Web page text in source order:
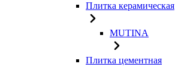
Плитка керамическая
MUTINA
Плитка цементная